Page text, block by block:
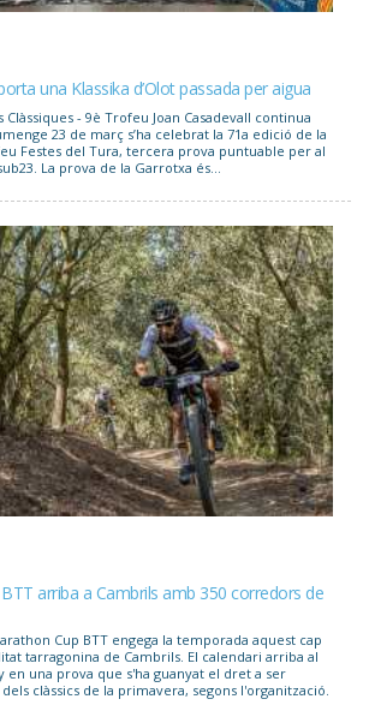
una Klassika d’Olot passada per aigua
Clàssiques - 9è Trofeu Joan Casadevall continua
23 de març s’ha celebrat la 71a edició de la
Festes del Tura, tercera prova puntuable per al
La prova de la Garrotxa és...
arriba a Cambrils amb 350 corredors de
Cup BTT engega la temporada aquest cap
tarragonina de Cambrils. El calendari arriba al
una prova que s'ha guanyat el dret a ser
clàssics de la primavera, segons l'organització.